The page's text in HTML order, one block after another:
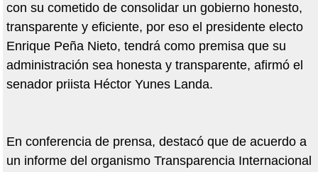
con su cometido de consolidar un gobierno honesto,
transparente y eficiente, por eso el presidente electo
Enrique Peña Nieto, tendrá como premisa que su
administración sea honesta y transparente, afirmó el
senador priista Héctor Yunes Landa.
En conferencia de prensa, destacó que de acuerdo a
un informe del organismo Transparencia Internacional